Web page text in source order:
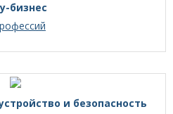
бизнес
и безопасность